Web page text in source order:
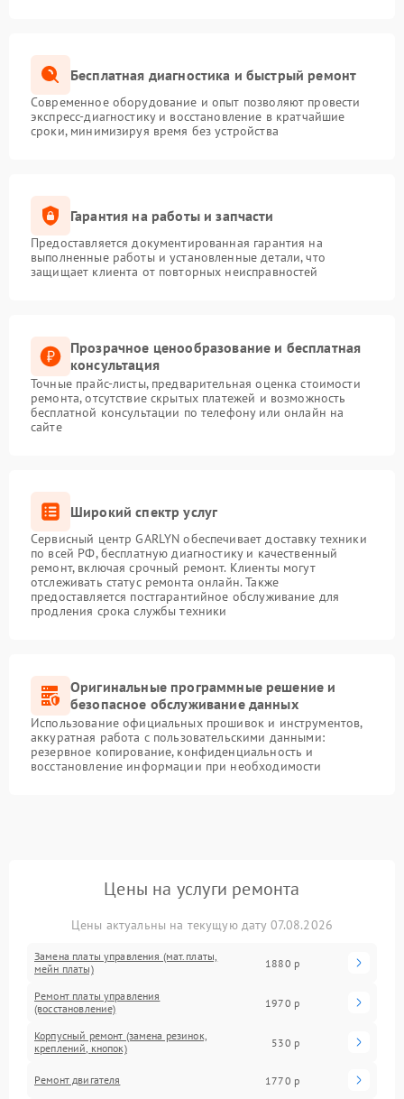
Бесплатная диагностика и быстрый ремонт
Современное оборудование и опыт позволяют провести
экспресс-диагностику и восстановление в кратчайшие
сроки, минимизируя время без устройства
Гарантия на работы и запчасти
Предоставляется документированная гарантия на
выполненные работы и установленные детали, что
защищает клиента от повторных неисправностей
Прозрачное ценообразование и бесплатная
консультация
Точные прайс-листы, предварительная оценка стоимости
ремонта, отсутствие скрытых платежей и возможность
бесплатной консультации по телефону или онлайн на
сайте
Широкий спектр услуг
Сервисный центр GARLYN обеспечивает доставку техники
по всей РФ, бесплатную диагностику и качественный
ремонт, включая срочный ремонт. Клиенты могут
отслеживать статус ремонта онлайн. Также
предоставляется постгарантийное обслуживание для
продления срока службы техники
Оригинальные программные решение и
безопасное обслуживание данных
Использование официальных прошивок и инструментов,
аккуратная работа с пользовательскими данными:
резервное копирование, конфиденциальность и
восстановление информации при необходимости
Цены на услуги ремонта
Цены актуальны на текущую дату 07.08.2026
Замена платы управления (мат.платы,
мейн платы)
1880 р
Ремонт платы управления
(восстановление)
1970 р
Корпусный ремонт (замена резинок,
креплений, кнопок)
530 р
Ремонт двигателя 1770 р